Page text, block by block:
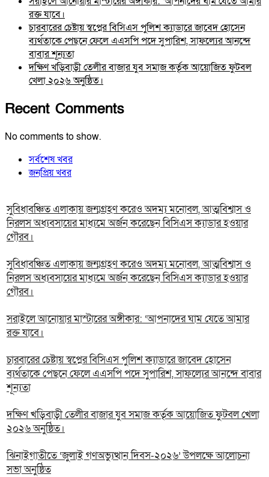
রক্ত যাবে।
চারবারের চেষ্টায় স্বপ্নের বিসিএস পুলিশ ক্যাডারে জাবেদ হোসেন
ব্যর্থতাকে পেছনে ফেলে এএসপি পদে সুপারিশ, সাফল্যের আনন্দে
বাবার শূন্যতা
দক্ষিণ খড়িবাড়ী তেলীর বাজার যুব সমাজ কর্তৃক আয়োজিত ফুটবল
খেলা ২০২৬ অনুষ্ঠিত।
Recent Comments
No comments to show.
সর্বশেষ খবর
জনপ্রিয় খবর
সুবিধাবঞ্চিত এলাকায় জন্মগ্রহণ করেও অদম্য মনোবল, আত্মবিশ্বাস ও
নিরলস অধ্যবসায়ের মাধ্যমে অর্জন করেছেন বিসিএস ক্যাডার হওয়ার
গৌরব।
সুবিধাবঞ্চিত এলাকায় জন্মগ্রহণ করেও অদম্য মনোবল, আত্মবিশ্বাস ও
নিরলস অধ্যবসায়ের মাধ্যমে অর্জন করেছেন বিসিএস ক্যাডার হওয়ার
গৌরব।
সরাইলে আনোয়ার মাস্টারের অঙ্গীকার: ‘আপনাদের ঘাম যেতে আমার
রক্ত যাবে।
চারবারের চেষ্টায় স্বপ্নের বিসিএস পুলিশ ক্যাডারে জাবেদ হোসেন
ব্যর্থতাকে পেছনে ফেলে এএসপি পদে সুপারিশ, সাফল্যের আনন্দে বাবার
শূন্যতা
দক্ষিণ খড়িবাড়ী তেলীর বাজার যুব সমাজ কর্তৃক আয়োজিত ফুটবল খেলা
২০২৬ অনুষ্ঠিত।
ঝিনাইগাতীতে ‘জুলাই গণঅভ্যুত্থান দিবস-২০২৬’ উপলক্ষে আলোচনা
সভা অনুষ্ঠিত